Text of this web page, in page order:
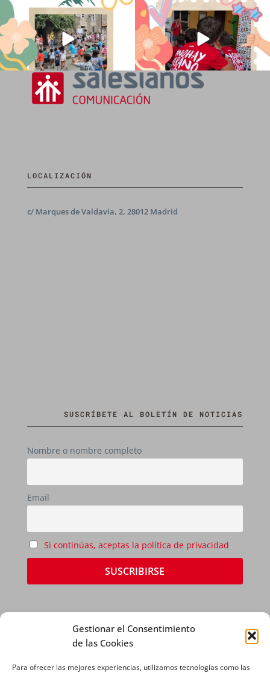
Gestionar el Consentimiento
de las Cookies
Para ofrecer las mejores experiencias, utilizamos tecnologías como las
98 0 0
LOCALIZACIÓN
c/ Marques de Valdavia, 2, 28012 Madrid
SUSCRÍBETE AL BOLETÍN DE NOTICIAS
Nombre o nombre completo
Email
Si continúas, aceptas la política de privacidad